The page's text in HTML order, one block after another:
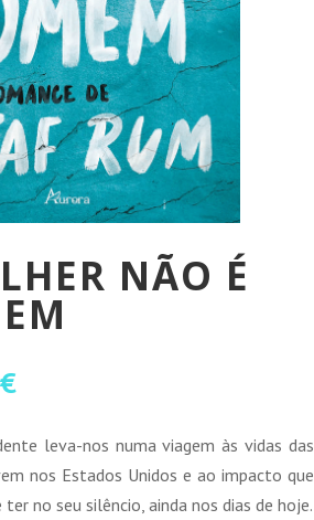
NÃO É
€O
atual
é:
16,65 €.
leva-nos numa viagem às vidas das
nos Estados Unidos e ao impacto que
no seu silêncio, ainda nos dias de hoje.